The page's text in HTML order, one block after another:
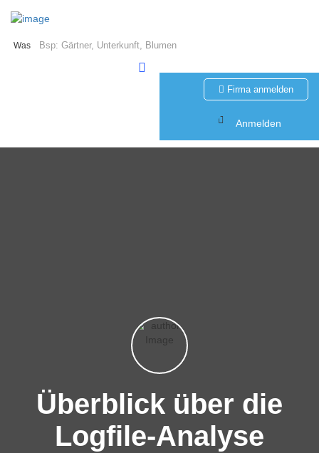
Was
Firma anmelden
Anmelden
Überblick über die
Logfile-Analyse